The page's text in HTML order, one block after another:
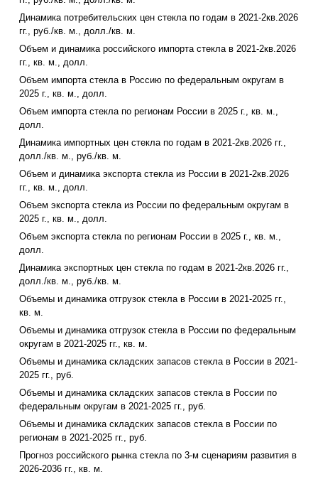
Динамика потребительских цен стекла по годам в 2021-2кв.2026
гг., руб./кв. м., долл./кв. м.
Объем и динамика российского импорта стекла в 2021-2кв.2026
гг., кв. м., долл.
Объем импорта стекла в Россию по федеральным округам в
2025 г., кв. м., долл.
Объем импорта стекла по регионам России в 2025 г., кв. м.,
долл.
Динамика импортных цен стекла по годам в 2021-2кв.2026 гг.,
долл./кв. м., руб./кв. м.
Объем и динамика экспорта стекла из России в 2021-2кв.2026
гг., кв. м., долл.
Объем экспорта стекла из России по федеральным округам в
2025 г., кв. м., долл.
Объем экспорта стекла по регионам России в 2025 г., кв. м.,
долл.
Динамика экспортных цен стекла по годам в 2021-2кв.2026 гг.,
долл./кв. м., руб./кв. м.
Объемы и динамика отгрузок стекла в России в 2021-2025 гг.,
кв. м.
Объемы и динамика отгрузок стекла в России по федеральным
округам в 2021-2025 гг., кв. м.
Объемы и динамика складских запасов стекла в России в 2021-
2025 гг., руб.
Объемы и динамика складских запасов стекла в России по
федеральным округам в 2021-2025 гг., руб.
Объемы и динамика складских запасов стекла в России по
регионам в 2021-2025 гг., руб.
Прогноз российского рынка стекла по 3-м сценариям развития в
2026-2036 гг., кв. м.